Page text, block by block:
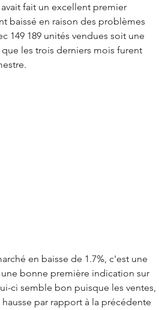
fait un excellent premier
baissé en raison des problèmes
149 189 unités vendues soit une
les trois derniers mois furent
en baisse de 1.7%, c'est une
bonne première indication sur
ci semble bon puisque les ventes,
par rapport à la précédente